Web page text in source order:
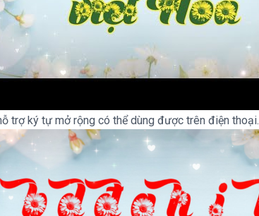
trợ ký tự mở rộng có thể dùng được trên điện thoại.